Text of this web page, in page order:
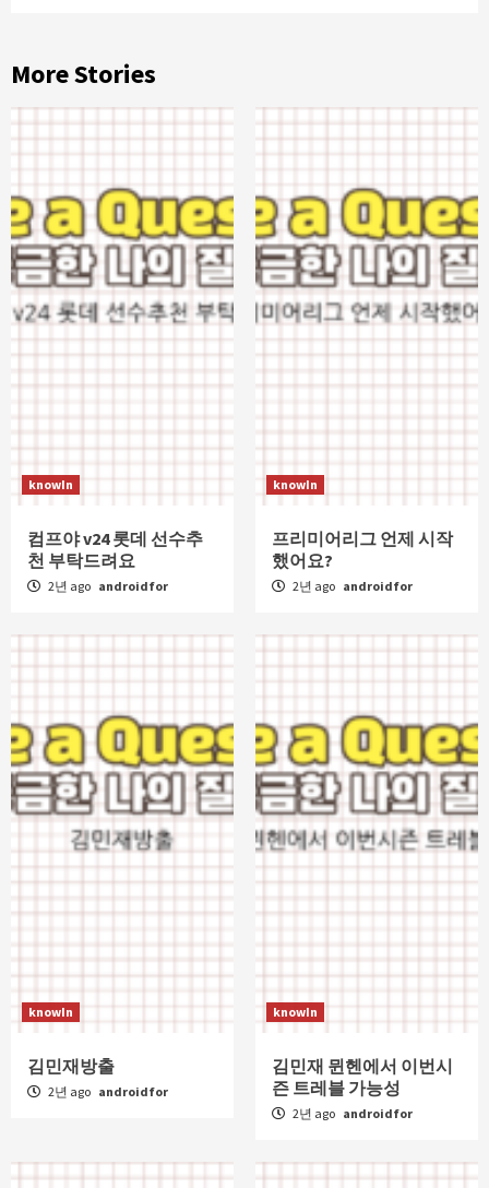
More Stories
knowIn
컴프야 v24 롯데 선수추
천 부탁드려요
2년 ago androidfor
knowIn
프리미어리그 언제 시작
했어요?
2년 ago androidfor
knowIn
김민재방출
2년 ago androidfor
knowIn
김민재 뮌헨에서 이번시
즌 트레블 가능성
2년 ago androidfor